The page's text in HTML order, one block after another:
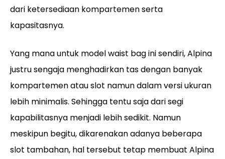
dari ketersediaan kompartemen serta
kapasitasnya.
Yang mana untuk model waist bag ini sendiri, Alpina
justru sengaja menghadirkan tas dengan banyak
kompartemen atau slot namun dalam versi ukuran
lebih minimalis. Sehingga tentu saja dari segi
kapabilitasnya menjadi lebih sedikit. Namun
meskipun begitu, dikarenakan adanya beberapa
slot tambahan, hal tersebut tetap membuat Alpina